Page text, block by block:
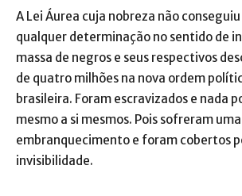
A Lei Áurea cuja nobreza não
qualquer determinação no sentido de
massa de negros e seus respectivos
de quatro milhões na nova ordem
brasileira. Foram escravizados e nada
mesmo a si mesmos. Pois sofreram
embranquecimento e foram cobertos
invisibilidade.